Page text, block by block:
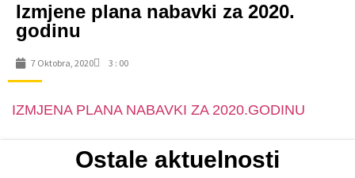
Izmjene plana nabavki za 2020.
godinu
7 Oktobra, 2020 3 : 00
IZMJENA PLANA NABAVKI ZA 2020.GODINU
Ostale aktuelnosti